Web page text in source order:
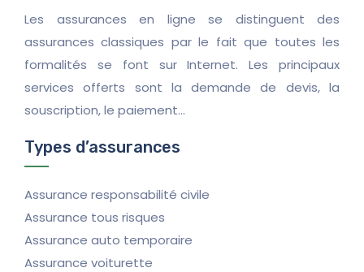
Les assurances en ligne se distinguent des
assurances classiques par le fait que toutes les
formalités se font sur Internet. Les principaux
services offerts sont la demande de devis, la
souscription, le paiement…
Types d’assurances
Assurance responsabilité civile
Assurance tous risques
Assurance auto temporaire
Assurance voiturette